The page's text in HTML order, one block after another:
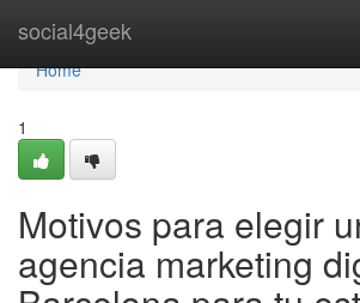
social4geek
Home
Home
1
Motivos para elegir
agencia marketing